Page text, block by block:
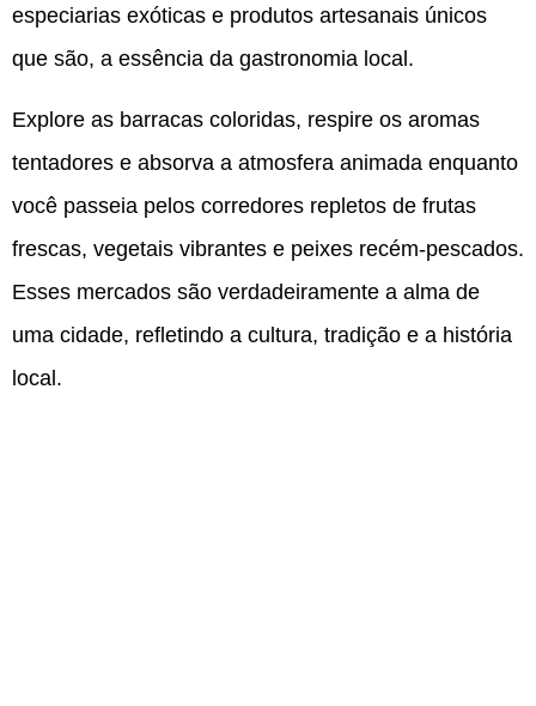
especiarias exóticas e produtos artesanais únicos
que são, a essência da gastronomia local.
Explore as barracas coloridas, respire os aromas
tentadores e absorva a atmosfera animada enquanto
você passeia pelos corredores repletos de frutas
frescas, vegetais vibrantes e peixes recém-pescados.
Esses mercados são verdadeiramente a alma de
uma cidade, refletindo a cultura, tradição e a história
local.